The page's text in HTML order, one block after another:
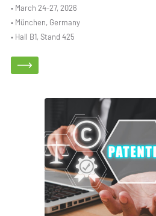
• March 24-27, 2026
• München, Germany
• Hall B1, Stand 425